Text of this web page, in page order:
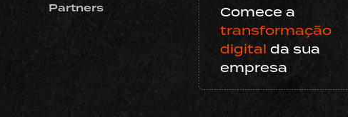
Partners
Comece a
transformação
digital da sua
empresa